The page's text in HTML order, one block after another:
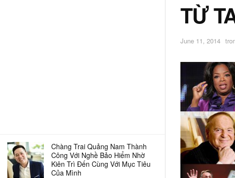
Chàng Trai Quảng Nam Thành
Công Với Nghề Bảo Hiểm Nhờ
Kiên Trì Đến Cùng Với Mục Tiêu
Của Mình
TỪ
June 11, 2014